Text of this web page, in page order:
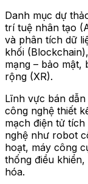
Danh mục dự
trí tuệ nhân tạo
và phân tích dữ
khối
mạng – bảo mật,
rộng (XR).
Lĩnh vực bán dẫn
công nghệ thiết
mạch điện tử tích
nghệ như robot
hoạt, máy công
thống điều khiển,
hóa.